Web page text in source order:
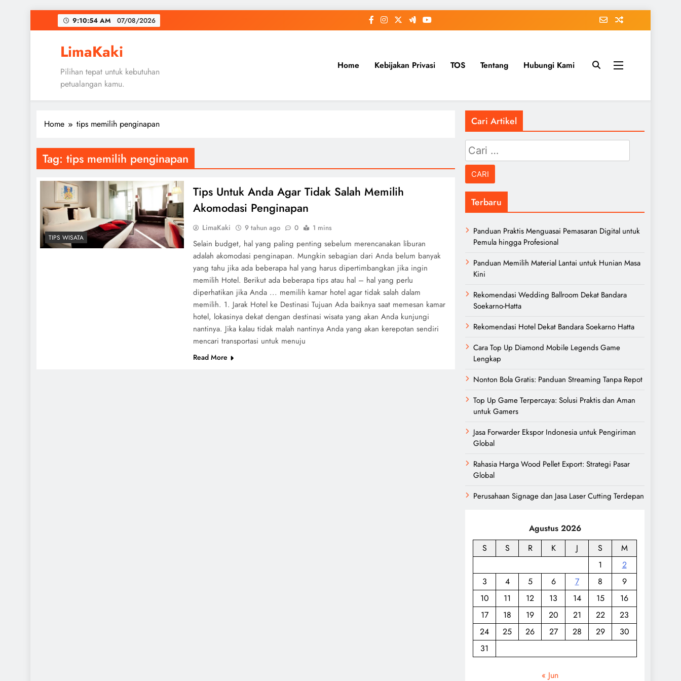
to
9:10:54 AM 07/08/2026
LimaKaki
Pilihan tepat untuk kebutuhan
petualangan kamu.
Home Kebijakan Privasi TOS Tentang Hubungi Kami
Home tips memilih penginapan
Tag: tips memilih penginapan
TIPS WISATA
Tips Untuk Anda Agar Tidak Salah Memilih
Akomodasi Penginapan
LimaKaki 9 tahun ago 0 1 mins
Selain budget, hal yang paling penting sebelum merencanakan liburan
adalah akomodasi penginapan. Mungkin sebagian dari Anda belum banyak
yang tahu jika ada beberapa hal yang harus dipertimbangkan jika ingin
memilih Hotel. Berikut ada beberapa tips atau hal – hal yang perlu
diperhatikan jika Anda ... memilih kamar hotel agar tidak salah dalam
memilih. 1. Jarak Hotel ke Destinasi Tujuan Ada baiknya saat memesan kamar
hotel, lokasinya dekat dengan destinasi wisata yang akan Anda kunjungi
nantinya. Jika kalau tidak malah nantinya Anda yang akan kerepotan sendiri
mencari transportasi untuk menuju
Read More
Cari Artikel
Cari
untuk:
Terbaru
Panduan Praktis Menguasai Pemasaran Digital untuk
Pemula hingga Profesional
Panduan Memilih Material Lantai untuk Hunian Masa
Kini
Rekomendasi Wedding Ballroom Dekat Bandara
Soekarno-Hatta
Rekomendasi Hotel Dekat Bandara Soekarno Hatta
Cara Top Up Diamond Mobile Legends Game
Lengkap
Nonton Bola Gratis: Panduan Streaming Tanpa Repot
Top Up Game Terpercaya: Solusi Praktis dan Aman
untuk Gamers
Jasa Forwarder Ekspor Indonesia untuk Pengiriman
Global
Rahasia Harga Wood Pellet Export: Strategi Pasar
Global
Perusahaan Signage dan Jasa Laser Cutting Terdepan
Agustus 2026
S
S R K J S
M
1
2
3
4 5 6 7 8
9
10
11 12 13 14 15
16
17
18 19 20 21 22
23
24
25 26 27 28 29
30
31
« Jun